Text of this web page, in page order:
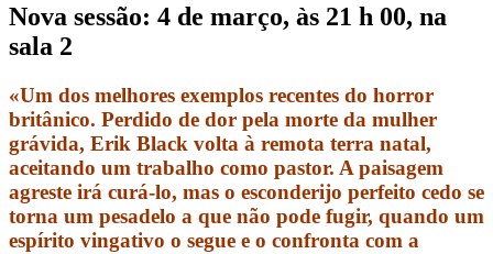
Nova sessão: 4 de março, às 21 h 00, na
sala 2
«Um dos melhores exemplos recentes do horror
britânico. Perdido de dor pela morte da mulher
grávida, Erik Black volta à remota terra natal,
aceitando um trabalho como pastor. A paisagem
agreste irá curá-lo, mas o esconderijo perfeito cedo se
torna um pesadelo a que não pode fugir, quando um
espírito vingativo o segue e o confronta com a